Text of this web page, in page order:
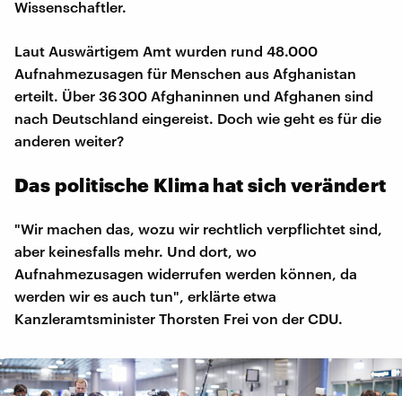
Wissenschaftler.
Laut Auswärtigem Amt wurden rund 48.000
Aufnahmezusagen für Menschen aus Afghanistan
erteilt. Über 36 300 Afghaninnen und Afghanen sind
nach Deutschland eingereist. Doch wie geht es für die
anderen weiter?
Das politische Klima hat sich verändert
"Wir machen das, wozu wir rechtlich verpflichtet sind,
aber keinesfalls mehr. Und dort, wo
Aufnahmezusagen widerrufen werden können, da
werden wir es auch tun", erklärte etwa
Kanzleramtsminister Thorsten Frei von der CDU.